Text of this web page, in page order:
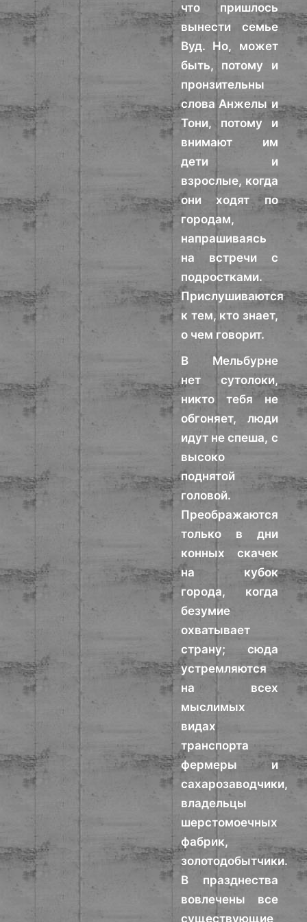
что пришлось
вынести семье
Вуд. Но, может
быть, потому и
пронзительны
слова Анжелы и
Тони, потому и
внимают им
дети и
взрослые, когда
они ходят по
городам,
напрашиваясь
на встречи с
подростками.
Прислушиваются
к тем, кто знает,
о чем говорит.
В Мельбурне
нет сутолоки,
никто тебя не
обгоняет, люди
идут не спеша, с
высоко
поднятой
головой.
Преображаются
только в дни
конных скачек
на кубок
города, когда
безумие
охватывает
страну; сюда
устремляются
на всех
мыслимых
видах
транспорта
фермеры и
сахарозаводчики,
владельцы
шерстомоечных
фабрик,
золотодобытчики.
В празднества
вовлечены все
существующие